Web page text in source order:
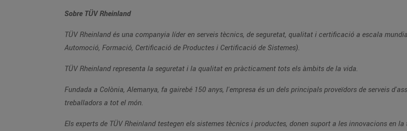
Sobre TÜV Rheinland
TÜV Rheinland és una companyia líder en serveis tècnics, de seguretat, qualitat i certificació a escala mundial amb cinc línies de negoci (Serveis Industrials, Mobilitat-
Automoció, Formació, Certificació de Productes i Certificació de Sistemes).
TÜV Rheinland representa la seguretat i la qualitat en pràcticament tots els àmbits de la vida.
Fundada a Colònia, Alemanya, fa gairebé 150 anys, l'empresa és un dels principals proveïdors de serveis d'assaig en l'àmbit internacional, amb més de 20.000
treballadors a tot el món.
Els experts de TÜV Rheinland testegen els sistemes tècnics i productes, donen suport a les innovacions en la tecnologia i el negoci, formen a les persones en nombroses